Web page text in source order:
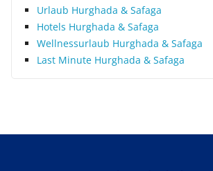
Urlaub Hurghada & Safaga
Hotels Hurghada & Safaga
Wellnessurlaub Hurghada & Safaga
Last Minute Hurghada & Safaga